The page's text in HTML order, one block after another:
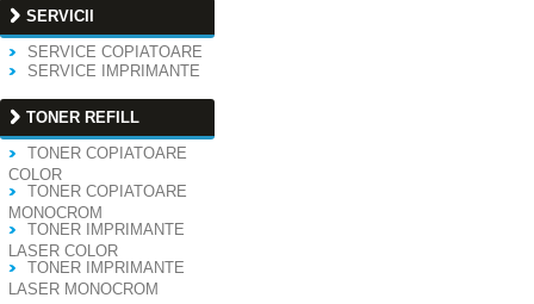
SERVICII
SERVICE COPIATOARE
SERVICE IMPRIMANTE
TONER REFILL
TONER COPIATOARE
COLOR
TONER COPIATOARE
MONOCROM
TONER IMPRIMANTE
LASER COLOR
TONER IMPRIMANTE
LASER MONOCROM